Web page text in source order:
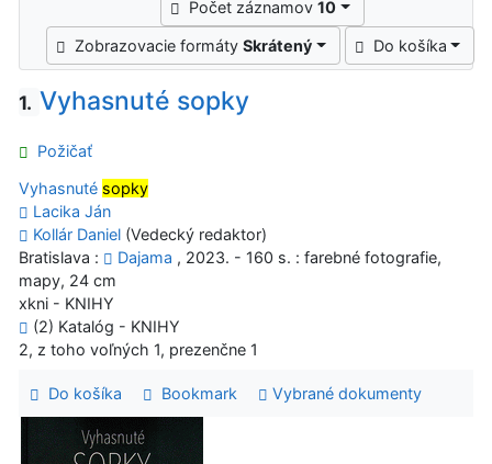
Počet záznamov10
Zobrazovacie formátySkrátený Do košíka
1. Vyhasnuté sopky
Požičať
Vyhasnuté sopky
Lacika Ján
Kollár Daniel (Vedecký redaktor)
Bratislava :
Dajama , 2023. - 160 s. : farebné fotografie,
mapy, 24 cm
xkni - KNIHY
(2) Katalóg - KNIHY
2, z toho voľných 1, prezenčne 1
Do košíka Bookmark Vybrané dokumenty